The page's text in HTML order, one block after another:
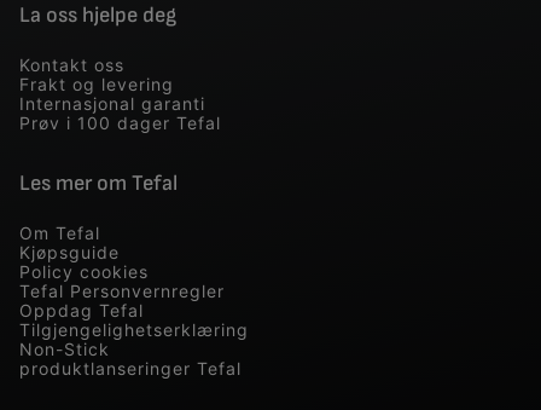
La oss hjelpe deg
Kontakt oss
Frakt og levering
Internasjonal garanti
Prøv i 100 dager Tefal
Les mer om Tefal
Om Tefal
Kjøpsguide
Policy cookies
Tefal Personvernregler
Oppdag Tefal
Tilgjengelighetserklæring
Non-Stick
produktlanseringer Tefal